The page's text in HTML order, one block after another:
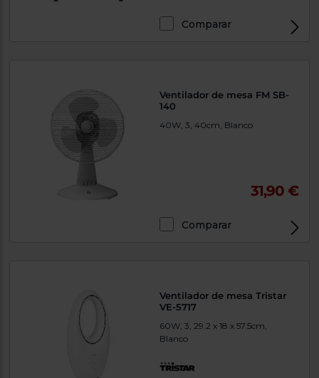
Comparar
Ventilador de mesa FM SB-
140
40W, 3, 40cm, Blanco
31,90 €
Comparar
Ventilador de mesa Tristar
VE-5717
60W, 3, 29.2 x 18 x 57.5cm,
Blanco